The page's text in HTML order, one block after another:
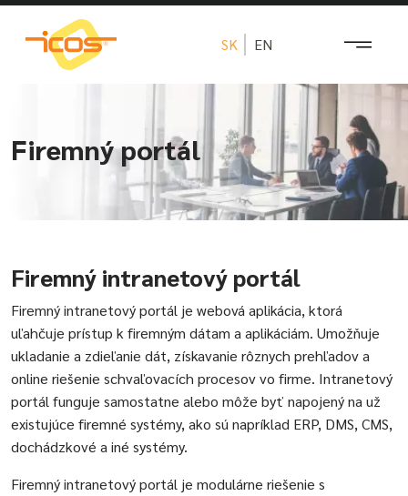
SK EN
Firemný portál
Firemný intranetový portál
Firemný intranetový portál je webová aplikácia, ktorá
uľahčuje prístup k firemným dátam a aplikáciám. Umožňuje
ukladanie a zdieľanie dát, získavanie rôznych prehľadov a
online riešenie schvaľovacích procesov vo firme. Intranetový
portál funguje samostatne alebo môže byť napojený na už
existujúce firemné systémy, ako sú napríklad ERP, DMS, CMS,
dochádzkové a iné systémy.
Firemný intranetový portál je modulárne riešenie s